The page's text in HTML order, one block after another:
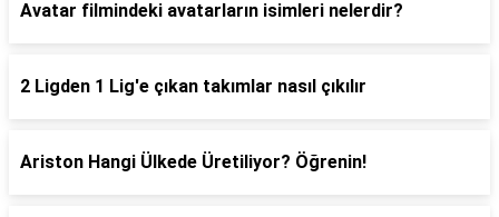
Avatar filmindeki avatarların isimleri nelerdir?
2 Ligden 1 Lig'e çıkan takımlar nasıl çıkılır
Ariston Hangi Ülkede Üretiliyor? Öğrenin!